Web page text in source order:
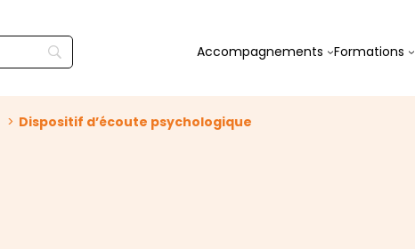
Accompagnements Formations
Dispositif d’écoute psychologique